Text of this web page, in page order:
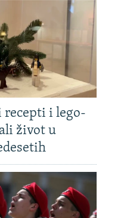
recepti i lego-
život u